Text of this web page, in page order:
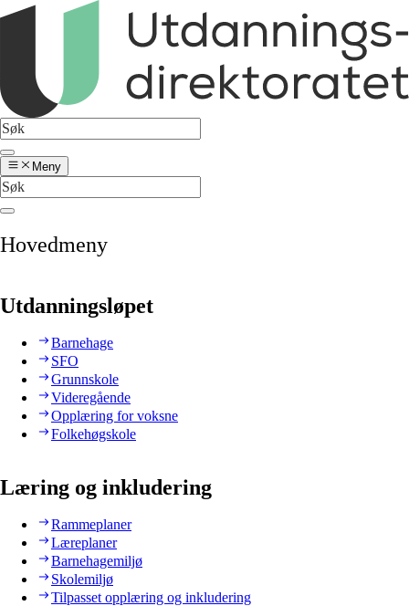
Meny
Hovedmeny
Utdanningsløpet
Barnehage
SFO
Grunnskole
Videregående
Opplæring for voksne
Folkehøgskole
Læring og inkludering
Rammeplaner
Læreplaner
Barnehagemiljø
Skolemiljø
Tilpasset opplæring og inkludering